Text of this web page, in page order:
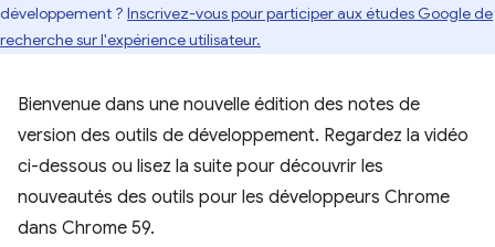
développement ? Inscrivez-vous pour participer aux études Google de
recherche sur l'expérience utilisateur.
Bienvenue dans une nouvelle édition des notes de
version des outils de développement. Regardez la vidéo
ci-dessous ou lisez la suite pour découvrir les
nouveautés des outils pour les développeurs Chrome
dans Chrome 59.